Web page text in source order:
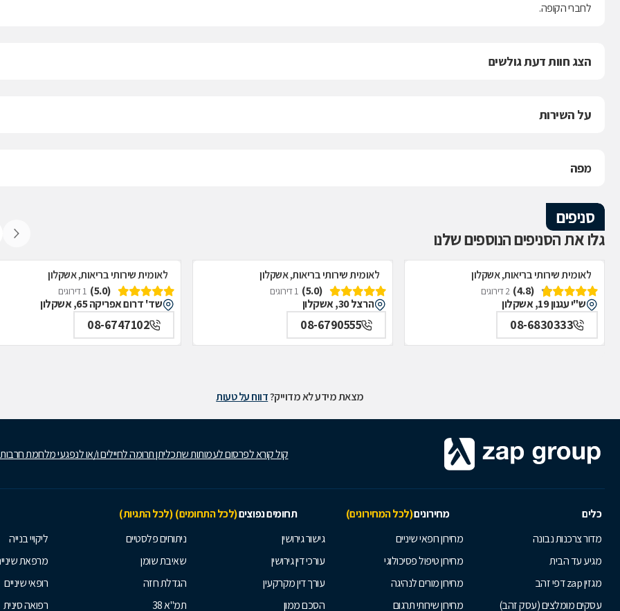
לחברי הקופה.
הצג חוות דעת גולשים
על השירות
מפה
סניפים
גלו את הסניפים הנוספים שלנו
לאומית שירותי בריאות, אשקלון
(4.8)
2 דירוגים
ש"י עגנון 19, אשקלון
08-6830333
לאומית שירותי בריאות, אשקלון
(5.0)
1 דירוגים
הרצל 30, אשקלון
08-6790555
לאומית שירותי בריאות, אשקלון
(5.0)
1 דירוגים
שד' דרום אפריקה 65, אשקלון
08-6747102
מצאת מידע לא מדוייק?דווח על טעות
קול קורא לפרסום לעמותות שתכליתן תרומה לחיילים ו/או לנפגעי מלחמת
כלים מחירונים(לכל המחירונים) תחומים נפוצים(לכל התחומים) (לכל התגיות)
מדור צרכנות נבונה
מגיע עד הבית
מגזין zap דפי זהב
עסקים מומלצים (עסק זהב)
מחירון רופאי שיניים
מחירון טיפול פסיכולוגי
מחירון מורים לנהיגה
מחירון שירותי תרגום
גישור גירושין
עורכי דין גירושין
עורך דין מקרקעין
הסכם ממון
ניתוחים פלסטיים
שאיבת שומן
הגדלת חזה
תמ"א 38
ליקויי בנייה
מרפאת
רופאי שיניים
רפואה סינית